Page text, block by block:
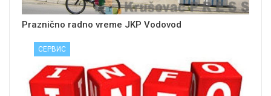
Praznično radno vreme JKP Vodovod
СЕРВИС